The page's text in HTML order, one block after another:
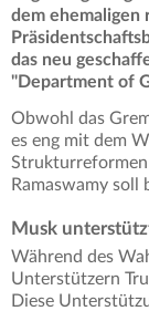
dem ehemaligen
das neu
"Department of
Obwohl das
es eng mit dem
Strukturreformen
Ramaswamy soll
Musk
Während des
Unterstützern
Diese